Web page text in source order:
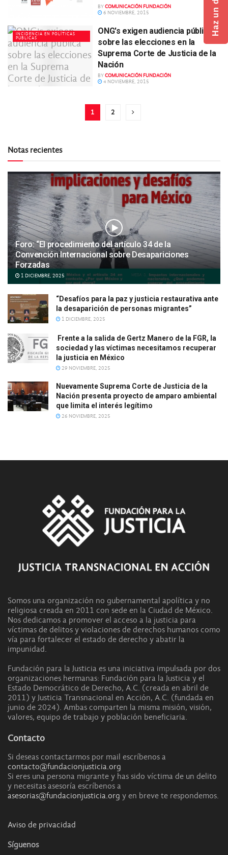
BYCOMUNICACIÓN FUNDACIÓN
6 NOVIEMBRE, 2015
INCIDENCIA EN POLÍTICAS
PÚBLICAS
ONG's exigen audiencia pública
sobre las elecciones en la
Suprema Corte de Justicia de la
Nación
BYCOMUNICACIÓN FUNDACIÓN
4 NOVIEMBRE, 2015
1 2
Notas recientes
Foro: “El procedimiento del artículo 34 de la
Convención Internacional sobre Desapariciones
Forzadas
1 DICIEMBRE, 2025
“Desafíos para la paz y justicia restaurativa ante
la desaparición de personas migrantes”
1 DICIEMBRE, 2025
Frente a la salida de Gertz Manero de la FGR, la
sociedad y las víctimas necesitamos recuperar
la justicia en México
29 NOVIEMBRE, 2025
Nuevamente Suprema Corte de Justicia de la
Nación presenta proyecto de amparo ambiental
que limita el interés legítimo
26 NOVIEMBRE, 2025
Somos una organización no gubernamental apolítica y no
religiosa creada en 2011 con sede en la Ciudad de México.
Nos dedicamos a promover el acceso a la justicia para
víctimas de delitos y violaciones de derechos humanos como
vía para fortalecer el estado de derecho y abatir la
impunidad.
Fundación para la Justicia es una iniciativa impulsada por dos
organizaciones hermanas: Fundación para la Justicia y el
Estado Democrático de Derecho, A.C. (creada en abril de
2011) y Justicia Transnacional en Acción, A.C. (fundada en
junio de 2024). Ambas comparten la misma misión, visión,
valores, equipo de trabajo y población beneficiaria.
Contacto
Si deseas contactarmos por mail escríbenos a
contacto@fundacionjusticia.org
Si eres una persona migrante y has sido víctima de un delito
y necesitas asesoría escríbenos a
asesorias@fundacionjusticia.org y en breve te respondemos.
Aviso de privacidad
Síguenos